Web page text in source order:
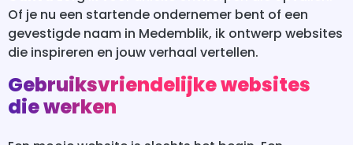
Of je nu een startende ondernemer bent of een
gevestigde naam in Medemblik, ik ontwerp websites
die inspireren en jouw verhaal vertellen.
Gebruiksvriendelijke websites
die werken